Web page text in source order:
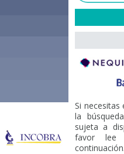
Si
la
sujeta a
favor lee
continuación.